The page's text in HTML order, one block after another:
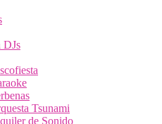
DJs
Tsunami
de Sonido